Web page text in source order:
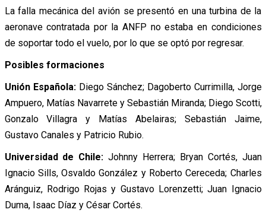
La falla mecánica del avión se presentó en una turbina de la
aeronave contratada por la ANFP no estaba en condiciones
de soportar todo el vuelo, por lo que se optó por regresar.
Posibles formaciones
Unión Española:Diego Sánchez; Dagoberto Currimilla, Jorge
Ampuero, Matías Navarrete y Sebastián Miranda; Diego Scotti,
Gonzalo Villagra y Matías Abelairas; Sebastián Jaime,
Gustavo Canales y Patricio Rubio.
Universidad de Chile: Johnny Herrera; Bryan Cortés, Juan
Ignacio Sills, Osvaldo González y Roberto Cereceda; Charles
Aránguiz, Rodrigo Rojas y Gustavo Lorenzetti; Juan Ignacio
Duma, Isaac Díaz y César Cortés.